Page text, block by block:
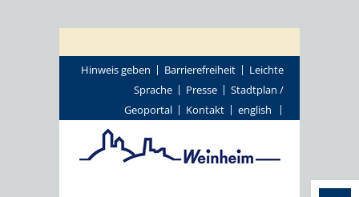
Hinweis geben Barrierefreiheit
Leichte
Sprache
Presse
Stadtplan /
Geoportal
Kontakt english